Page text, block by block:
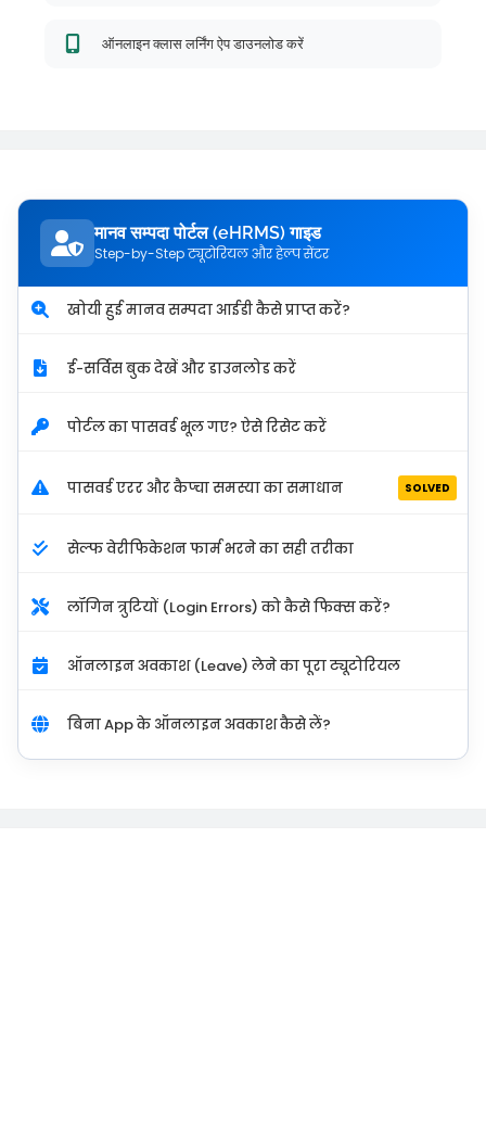
ऑनलाइन क्लास लर्निंग ऐप डाउनलोड करें
मानव सम्पदा पोर्टल (eHRMS) गाइड
Step-by-Step ट्यूटोरियल और हेल्प सेंटर
खोयी हुई मानव सम्पदा आईडी कैसे प्राप्त करें?
ई-सर्विस बुक देखें और डाउनलोड करें
पोर्टल का पासवर्ड भूल गए? ऐसे रिसेट करें
पासवर्ड एरर और कैप्चा समस्या का समाधान SOLVED
सेल्फ वेरीफिकेशन फार्म भरने का सही तरीका
लॉगिन त्रुटियों (Login Errors) को कैसे फिक्स करें?
ऑनलाइन अवकाश (Leave) लेने का पूरा ट्यूटोरियल
बिना App के ऑनलाइन अवकाश कैसे लें?